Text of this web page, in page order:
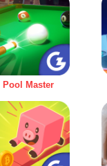
Pool Master